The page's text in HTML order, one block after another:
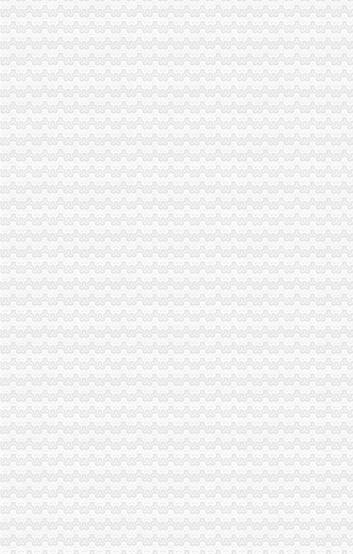
【食品办理产品标准备案在哪里办理】价格,厂家,废水噪音污染检测
关于做好1263户外商投资企业被依法吊销营业执照后有关税务处理的通
关于做好1263户外商投资企业被依法吊销营业执照后有关税务处理的通